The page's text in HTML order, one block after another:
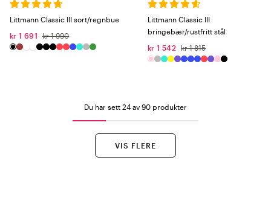
Littmann Classic III sort/regnbue
kr 1 691
kr 1 990
Littmann Classic III
bringebær/rustfritt stål
kr 1 542 kr 1 815
Du har sett 24 av 90 produkter
VIS FLERE